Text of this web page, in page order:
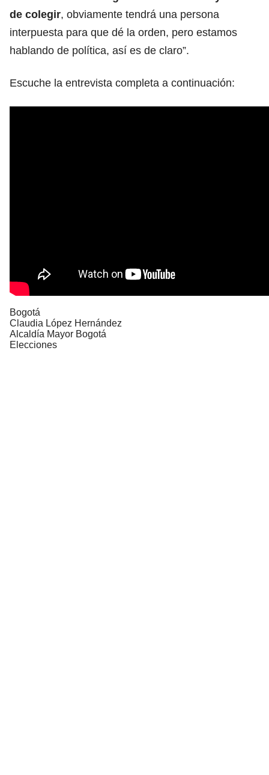
de colegir, obviamente tendrá una persona
interpuesta para que dé la orden, pero estamos
hablando de política, así es de claro”.
Escuche la entrevista completa a continuación:
Bogotá
Claudia López Hernández
Alcaldía Mayor Bogotá
Elecciones